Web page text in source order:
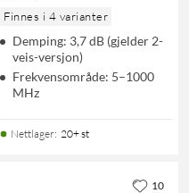
Finnes i 4 varianter
Demping: 3,7 dB (gjelder 2-
veis-versjon)
Frekvensområde: 5–1000
MHz
Nettlager: 20+ st
10